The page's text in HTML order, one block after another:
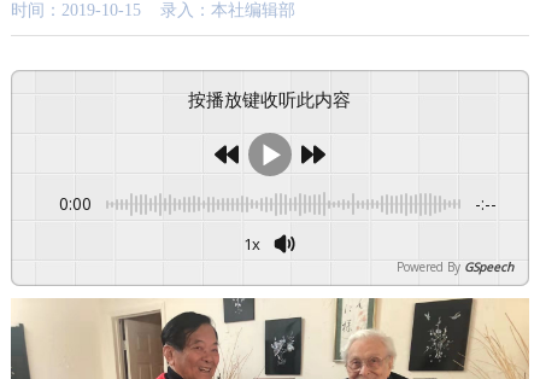
时间：2019-10-15 录入：本社编辑部
按播放键收听此内容
0:00 -:--
1x
Powered By GSpeech